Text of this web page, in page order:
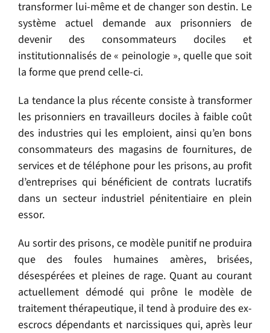
transformer lui-même et de changer son destin. Le
système actuel demande aux prisonniers de
devenir des consommateurs dociles et
institutionnalisés de « peinologie », quelle que soit
la forme que prend celle-ci.
La tendance la plus récente consiste à transformer
les prisonniers en travailleurs dociles à faible coût
des industries qui les emploient, ainsi qu’en bons
consommateurs des magasins de fournitures, de
services et de téléphone pour les prisons, au profit
d’entreprises qui bénéficient de contrats lucratifs
dans un secteur industriel pénitentiaire en plein
essor.
Au sortir des prisons, ce modèle punitif ne produira
que des foules humaines amères, brisées,
désespérées et pleines de rage. Quant au courant
actuellement démodé qui prône le modèle de
traitement thérapeutique, il tend à produire des ex-
escrocs dépendants et narcissiques qui, après leur